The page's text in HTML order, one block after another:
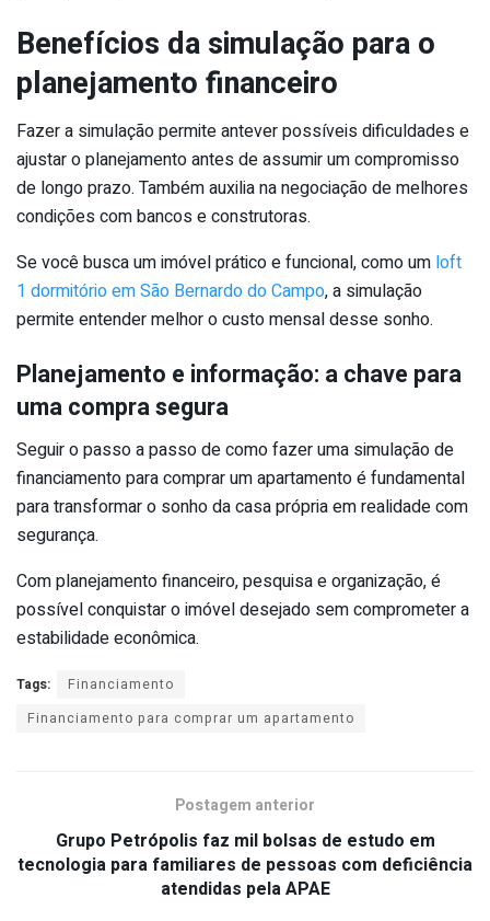
Benefícios da simulação para o
planejamento financeiro
Fazer a simulação permite antever possíveis dificuldades e
ajustar o planejamento antes de assumir um compromisso
de longo prazo. Também auxilia na negociação de melhores
condições com bancos e construtoras.
Se você busca um imóvel prático e funcional, como um loft
1 dormitório em São Bernardo do Campo, a simulação
permite entender melhor o custo mensal desse sonho.
Planejamento e informação: a chave para
uma compra segura
Seguir o passo a passo de como fazer uma simulação de
financiamento para comprar um apartamento é fundamental
para transformar o sonho da casa própria em realidade com
segurança.
Com planejamento financeiro, pesquisa e organização, é
possível conquistar o imóvel desejado sem comprometer a
estabilidade econômica.
Tags:
Financiamento
Financiamento para comprar um apartamento
Postagem anterior
Grupo Petrópolis faz mil bolsas de estudo em
tecnologia para familiares de pessoas com deficiência
atendidas pela APAE